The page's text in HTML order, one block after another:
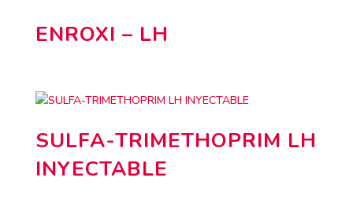
ENROXI – LH
SULFA-TRIMETHOPRIM LH
INYECTABLE